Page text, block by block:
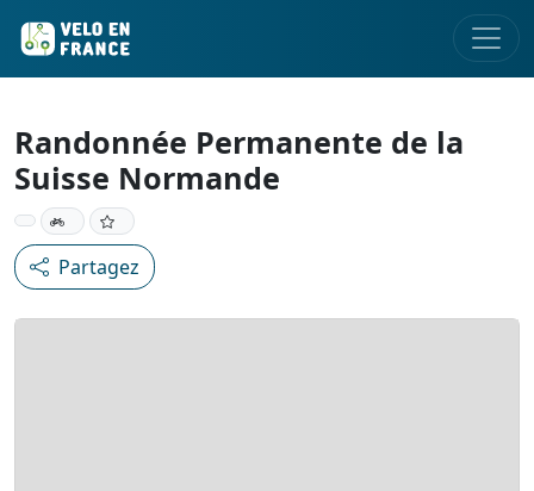
Randonnée Permanente de la
Suisse Normande
Partagez